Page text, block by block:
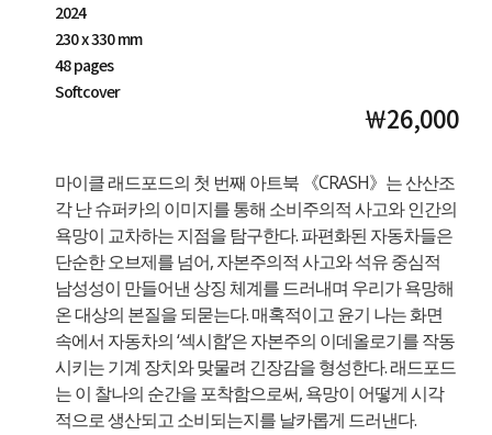
2024
230 x 330 mm
48 pages
Softcover
￦26,000
마이클 래드포드의 첫 번째 아트북 《CRASH》는 산산조
각 난 슈퍼카의 이미지를 통해 소비주의적 사고와 인간의
욕망이 교차하는 지점을 탐구한다. 파편화된 자동차들은
단순한 오브제를 넘어, 자본주의적 사고와 석유 중심적
남성성이 만들어낸 상징 체계를 드러내며 우리가 욕망해
온 대상의 본질을 되묻는다. 매혹적이고 윤기 나는 화면
속에서 자동차의 ‘섹시함’은 자본주의 이데올로기를 작동
시키는 기계 장치와 맞물려 긴장감을 형성한다. 래드포드
는 이 찰나의 순간을 포착함으로써, 욕망이 어떻게 시각
적으로 생산되고 소비되는지를 날카롭게 드러낸다.